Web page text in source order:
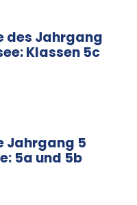
des Jahrgang
Klassen 5c
Jahrgang 5
5a und 5b